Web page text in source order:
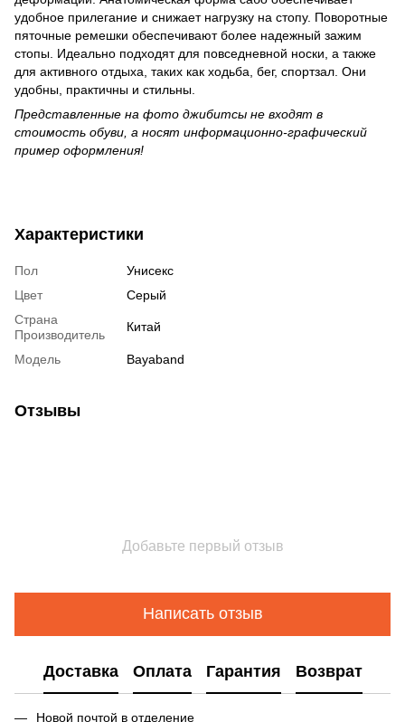
удобное прилегание и снижает нагрузку на стопу. Поворотные
пяточные ремешки обеспечивают более надежный зажим
стопы. Идеально подходят для повседневной носки, а также
для активного отдыха, таких как ходьба, бег, спортзал. Они
удобны, практичны и стильны.
Представленные на фото джибитсы не входят в
стоимость обуви, а носят информационно-графический
пример оформления!
Характеристики
Пол
Унисекс
Цвет
Серый
Страна
Производитель
Китай
Модель Bayaband
Отзывы
Добавьте первый отзыв
Написать отзыв
Доставка Оплата Гарантия Возврат
Новой почтой в отделение